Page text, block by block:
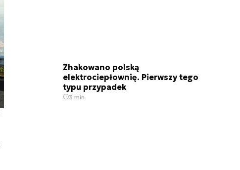
Zhakowano polską
elektrociepłownię. Pierwszy tego
typu przypadek
3 min.